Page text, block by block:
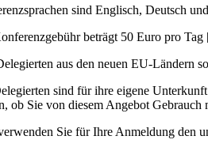
sind Englisch, Deutsch
beträgt 50 Euro pro
aus den neuen EU-Ländern
sind für ihre eigene
ob Sie von diesem Angebot Gebrauch
Sie für Ihre Anmeldung den